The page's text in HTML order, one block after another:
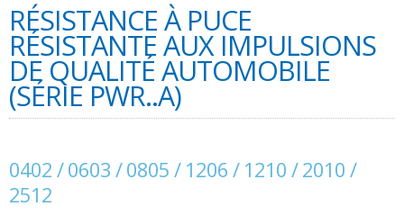
RÉSISTANCE À PUCE
RÉSISTANTE AUX IMPULSIONS
DE QUALITÉ AUTOMOBILE
(SÉRIE PWR..A)
0402 / 0603 / 0805 / 1206 / 1210 / 2010 /
2512